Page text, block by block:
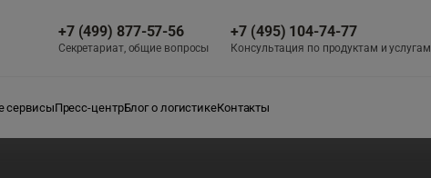
+7 (499) 877-57-56
Секретариат, общие вопросы
+7 (495) 104-74-77
Консультация по продуктам и услугам
сервисыПресс-центрБлог о логистикеКонтакты